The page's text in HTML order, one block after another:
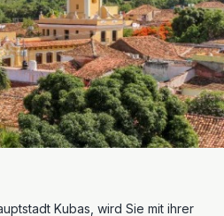
Kubas, wird Sie mit ihrer